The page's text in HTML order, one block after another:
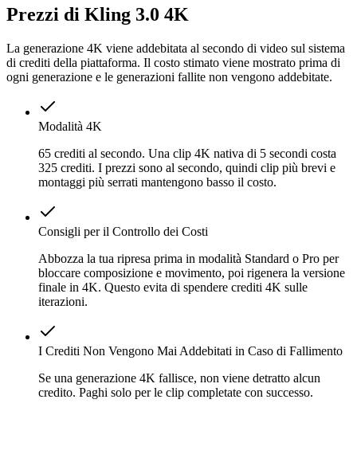
Prezzi di Kling 3.0 4K
La generazione 4K viene addebitata al secondo di video sul sistema
di crediti della piattaforma. Il costo stimato viene mostrato prima di
ogni generazione e le generazioni fallite non vengono addebitate.
Modalità 4K
65 crediti al secondo. Una clip 4K nativa di 5 secondi costa
325 crediti. I prezzi sono al secondo, quindi clip più brevi e
montaggi più serrati mantengono basso il costo.
Consigli per il Controllo dei Costi
Abbozza la tua ripresa prima in modalità Standard o Pro per
bloccare composizione e movimento, poi rigenera la versione
finale in 4K. Questo evita di spendere crediti 4K sulle
iterazioni.
I Crediti Non Vengono Mai Addebitati in Caso di Fallimento
Se una generazione 4K fallisce, non viene detratto alcun
credito. Paghi solo per le clip completate con successo.